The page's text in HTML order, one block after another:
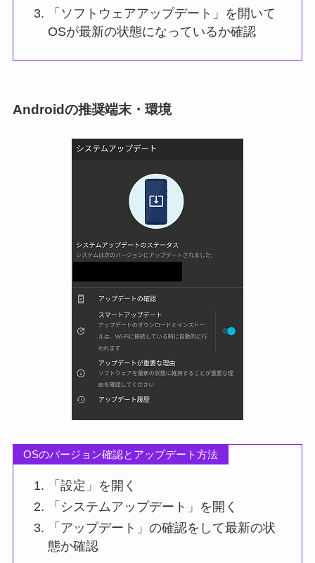
「ソフトウェアアップデート」を開いて
OSが最新の状態になっているか確認
Androidの推奨端末・環境
OSのバージョン確認とアップデート方法
「設定」を開く
「システムアップデート」を開く
「アップデート」の確認をして最新の状
態か確認